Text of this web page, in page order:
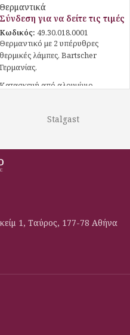
Θερμαντικά
Σύνδεση για να δείτε τις τιμές
Κωδικός: 49.30.018.0001
Θερμαντικό με 2 υπέρυθρες
θερμικές λάμπες, Bartscher
Γερμανίας.
Κατασκευή από αλουμίνιο
Συμπεριλαμβάνονται 2 λαμπτήρες
Stalgast
1, Ταύρος, 177-78 Αθήνα